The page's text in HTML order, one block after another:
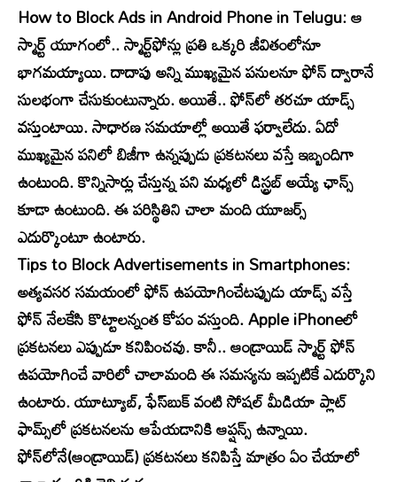
How to Block Ads in Android Phone in Telugu: ఆ
స్మార్ట్​ యూగంలో.. స్మార్ట్​ఫోన్లు ప్రతి ఒక్కరి జీవితంలోనూ
భాగమయ్యాయి. దాదాపు అన్ని ముఖ్యమైన పనులనూ ఫోన్‌ ద్వారానే
సులభంగా చేసుకుంటున్నారు. అయితే.. ఫోన్​లో తరచూ యాడ్స్
వస్తుంటాయి. సాధారణ సమయాల్లో అయితే ఫర్వాలేదు. ఏదో
ముఖ్యమైన పనిలో బిజీగా ఉన్నప్పుడు ప్రకటనలు వస్తే ఇబ్బందిగా
ఉంటుంది. కొన్నిసార్లు చేస్తున్న పని మధ్యలో డిస్ట్రబ్​ అయ్యే ఛాన్స్
కూడా ఉంటుంది. ఈ పరిస్థితిని చాలా మంది యూజర్స్
ఎదుర్కొంటూ ఉంటారు.
Tips to Block Advertisements in Smartphones:
అత్యవసర సమయంలో ఫోన్ ఉపయోగించేటప్పుడు యాడ్స్ వస్తే
ఫోన్ నేలకేసి కొట్టాలన్నంత కోపం వస్తుంది. Apple iPhoneలో
ప్రకటనలు ఎప్పుడూ కనిపించవు. కానీ.. ఆండ్రాయిడ్ స్మార్ట్ ఫోన్
ఉపయోగించే వారిలో చాలామంది ఈ సమస్యను ఇప్పటికే ఎదుర్కొని
ఉంటారు. యూట్యూబ్, ఫేస్‌బుక్‌ వంటి సోషల్ మీడియా ప్లాట్​
ఫామ్స్​లో ప్రకటనలను ఆపేయడానికి ఆప్షన్స్ ఉన్నాయి.
ఫోన్‌లోనే(ఆండ్రాయిడ్) ప్రకటనలు కనిపిస్తే మాత్రం ఏం చేయాలో